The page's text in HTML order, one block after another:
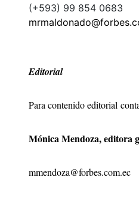
(+593) 99 854 0683
Editorial
Para contenido editorial
Mónica Mendoza, editora
mmendoza@forbes.com.ec